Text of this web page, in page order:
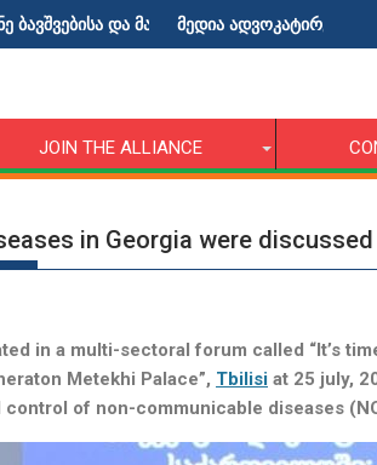
და მათი მშობლებისათვის!
მედია ადვოკატირების ტრენინგი
JOIN THE ALLIANCE
in Georgia were
in a multi-sectoral forum called “It’s
Metekhi Palace”, Tbilisi at 25 july,
of non-communicable diseases